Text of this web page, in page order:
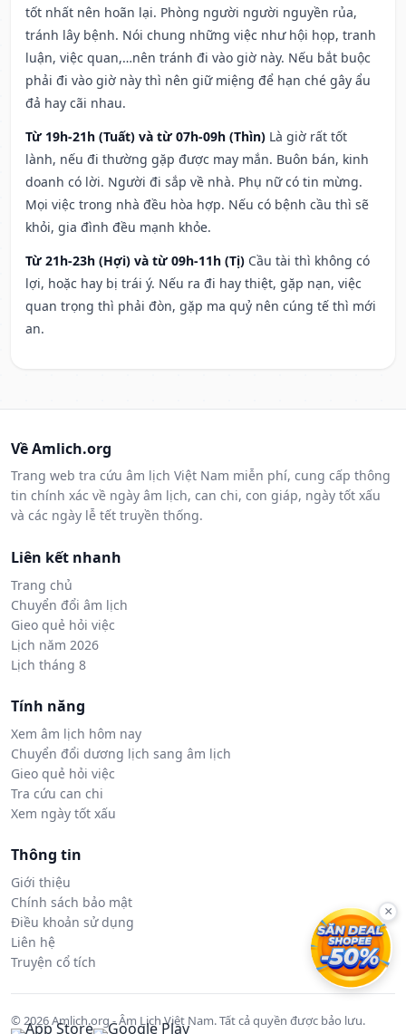
tốt nhất nên hoãn lại. Phòng người người nguyền rủa,
tránh lây bệnh. Nói chung những việc như hội họp, tranh
luận, việc quan,…nên tránh đi vào giờ này. Nếu bắt buộc
phải đi vào giờ này thì nên giữ miệng để hạn ché gây ẩu
đả hay cãi nhau.
Từ 19h-21h (Tuất) và từ 07h-09h (Thìn) Là giờ rất tốt
lành, nếu đi thường gặp được may mắn. Buôn bán, kinh
doanh có lời. Người đi sắp về nhà. Phụ nữ có tin mừng.
Mọi việc trong nhà đều hòa hợp. Nếu có bệnh cầu thì sẽ
khỏi, gia đình đều mạnh khỏe.
Từ 21h-23h (Hợi) và từ 09h-11h (Tị) Cầu tài thì không có
lợi, hoặc hay bị trái ý. Nếu ra đi hay thiệt, gặp nạn, việc
quan trọng thì phải đòn, gặp ma quỷ nên cúng tế thì mới
an.
Về Amlich.org
Trang web tra cứu âm lịch Việt Nam miễn phí, cung cấp thông
tin chính xác về ngày âm lịch, can chi, con giáp, ngày tốt xấu
và các ngày lễ tết truyền thống.
Liên kết nhanh
Trang chủ
Chuyển đổi âm lịch
Gieo quẻ hỏi việc
Lịch năm 2026
Lịch tháng 8
Tính năng
Xem âm lịch hôm nay
Chuyển đổi dương lịch sang âm lịch
Gieo quẻ hỏi việc
Tra cứu can chi
Xem ngày tốt xấu
Thông tin
Giới thiệu
Chính sách bảo mật
Điều khoản sử dụng
Liên hệ
Truyện cổ tích
© 2026 Amlich.org - Âm Lịch Việt Nam. Tất cả quyền được bảo lưu.
×